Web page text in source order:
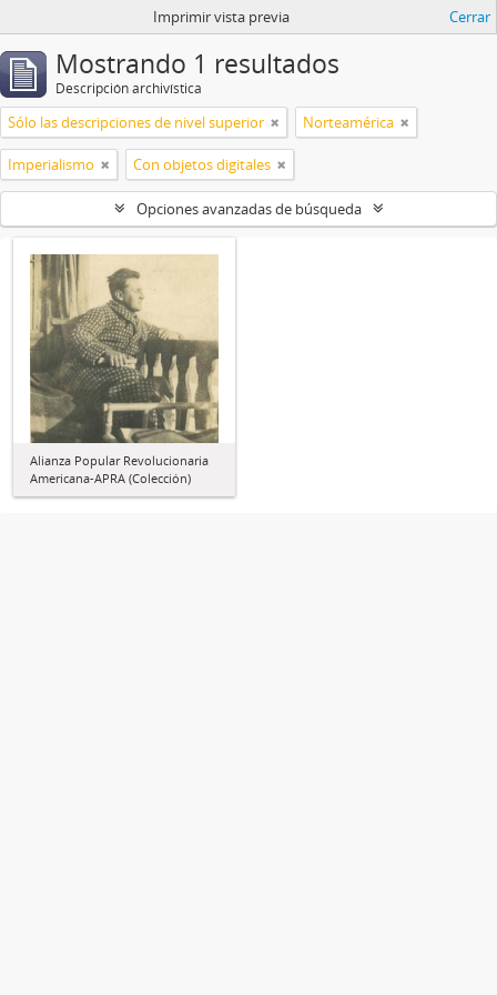
Imprimir vista previa Cerrar
Mostrando 1 resultados
Descripción archivística
Sólo las descripciones de nivel superior Norteamérica
Imperialismo Con objetos digitales
Opciones avanzadas de búsqueda
Alianza Popular Revolucionaria
Americana-APRA (Colección)